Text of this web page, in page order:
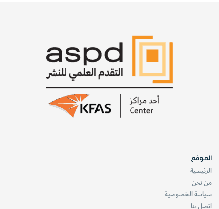
الموقع
الرئيسية
من نحن
سياسة الخصوصية
اتصل بنا